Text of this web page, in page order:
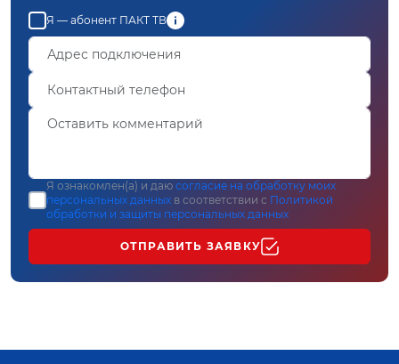
Я — абонент ПАКТ ТВ
Я ознакомлен(а) и даю согласие на обработку моих
персональных данных в соответствии с Политикой
обработки и защиты персональных данных
ОТПРАВИТЬ ЗАЯВКУ